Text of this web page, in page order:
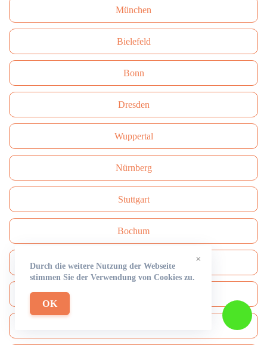
München
Bielefeld
Bonn
Dresden
Wuppertal
Nürnberg
Stuttgart
Bochum
Dortmund ×
Durch die weitere Nutzung der Webseite
stimmen Sie der Verwendung von Cookies zu.
OK